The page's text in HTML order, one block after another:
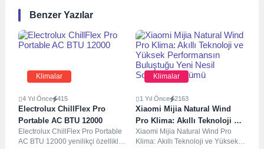
Benzer Yazılar
Klimalar
4 Yıl Önce 415
Electrolux ChillFlex Pro
Portable AC BTU 12000
Electrolux ChillFlex Pro Portable
AC BTU 12000 yenilikçi özellikleri
Klimalar
1 Yıl Önce 2163
Xiaomi Mijia Natural Wind
Pro Klima: Akıllı Teknoloji ve
Yüksek Performansın
Buluştuğu Yeni Nesil
Xiaomi Mijia Natural Wind Pro
Klima: Akıllı Teknoloji ve Yüksek